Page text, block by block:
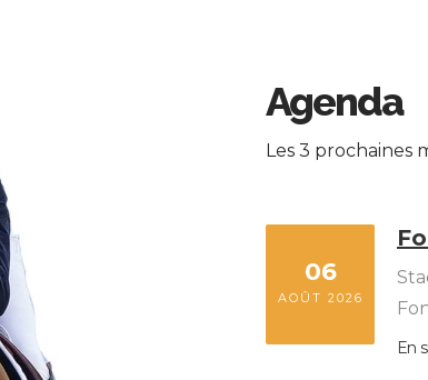
Agenda
Les 3 prochaines
06
AOÛT 2026
En